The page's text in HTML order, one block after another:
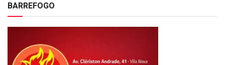
BARREFOGO